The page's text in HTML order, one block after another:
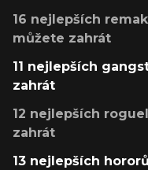
16 nejlepších
můžete zahrát
11 nejlepších
zahrát
12 nejlepších
zahrát
13 nejlepších